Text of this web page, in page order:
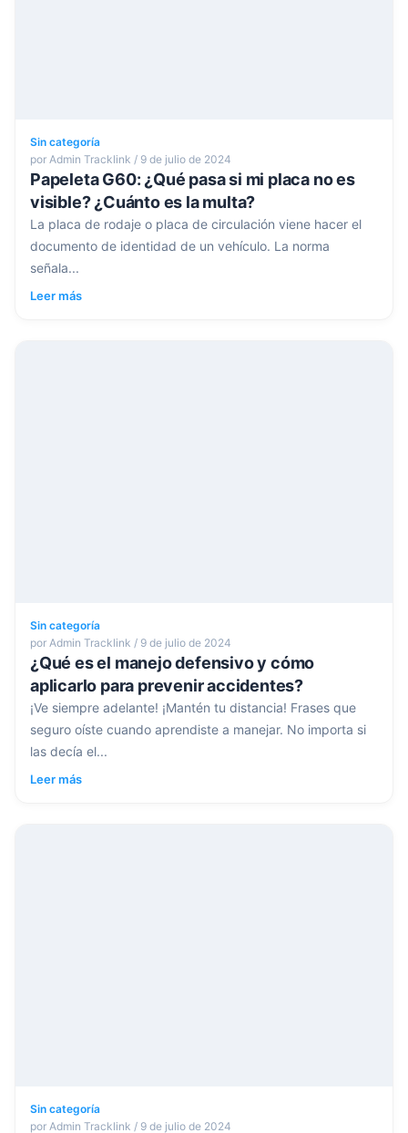
Sin categoría
por Admin Tracklink / 9 de julio de 2024
Papeleta G60: ¿Qué pasa si mi placa no es
visible? ¿Cuánto es la multa?
La placa de rodaje o placa de circulación viene hacer el
documento de identidad de un vehículo. La norma
señala...
Leer más
Sin categoría
por Admin Tracklink / 9 de julio de 2024
¿Qué es el manejo defensivo y cómo
aplicarlo para prevenir accidentes?
¡Ve siempre adelante! ¡Mantén tu distancia! Frases que
seguro oíste cuando aprendiste a manejar. No importa si
las decía el...
Leer más
Sin categoría
por Admin Tracklink / 9 de julio de 2024